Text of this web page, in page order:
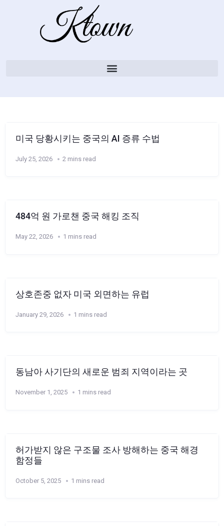
미국 당황시키는 중국의 AI 증류 수법
July 25, 2026 2 mins read
484억 원 가로챈 중국 해킹 조직
May 22, 2026 1 mins read
상호존중 없자 미국 외면하는 유럽
January 29, 2026 1 mins read
동남아 사기단의 새로운 범죄 지역이라는 곳
November 1, 2025 1 mins read
허가받지 않은 구조물 조사 방해하는 중국 해경
함정들
October 5, 2025 1 mins read